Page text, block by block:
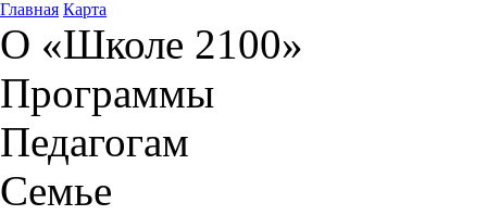
Главная Карта
О «Школе 2100»
Программы
Педагогам
Семье